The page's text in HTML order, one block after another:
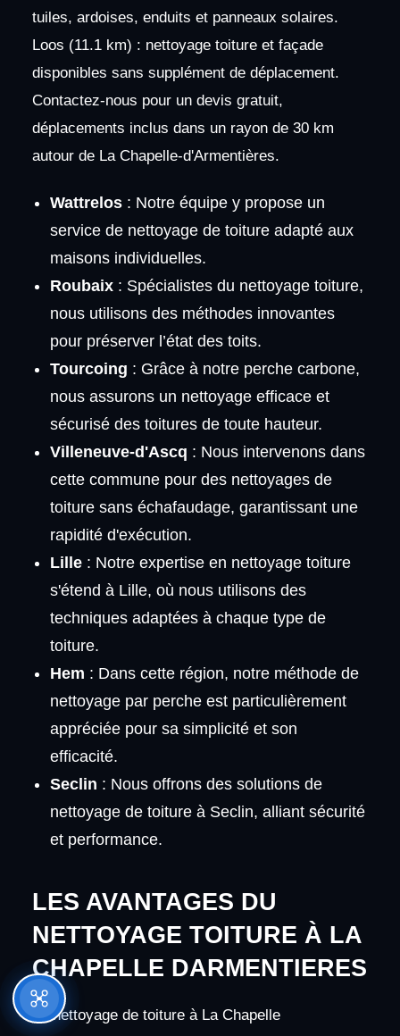
tuiles, ardoises, enduits et panneaux solaires.
Loos (11.1 km) : nettoyage toiture et façade
disponibles sans supplément de déplacement.
Contactez-nous pour un devis gratuit,
déplacements inclus dans un rayon de 30 km
autour de La Chapelle-d'Armentières.
Wattrelos: Notre équipe y propose un
service de nettoyage de toiture adapté aux
maisons individuelles.
Roubaix: Spécialistes du nettoyage toiture,
nous utilisons des méthodes innovantes
pour préserver l’état des toits.
Tourcoing : Grâce à notre perche carbone,
nous assurons un nettoyage efficace et
sécurisé des toitures de toute hauteur.
Villeneuve-d'Ascq : Nous intervenons dans
cette commune pour des nettoyages de
toiture sans échafaudage, garantissant une
rapidité d'exécution.
Lille: Notre expertise en nettoyage toiture
s'étend à Lille, où nous utilisons des
techniques adaptées à chaque type de
toiture.
Hem : Dans cette région, notre méthode de
nettoyage par perche est particulièrement
appréciée pour sa simplicité et son
efficacité.
Seclin : Nous offrons des solutions de
nettoyage de toiture à Seclin, alliant sécurité
et performance.
LES AVANTAGES DU
NETTOYAGE TOITURE À LA
CHAPELLE DARMENTIERES
Le nettoyage de toiture à La Chapelle